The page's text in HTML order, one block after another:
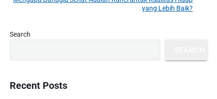
a
i
n
u
e
o
yang Lebih Baik?
P
r
Search
Recent Posts